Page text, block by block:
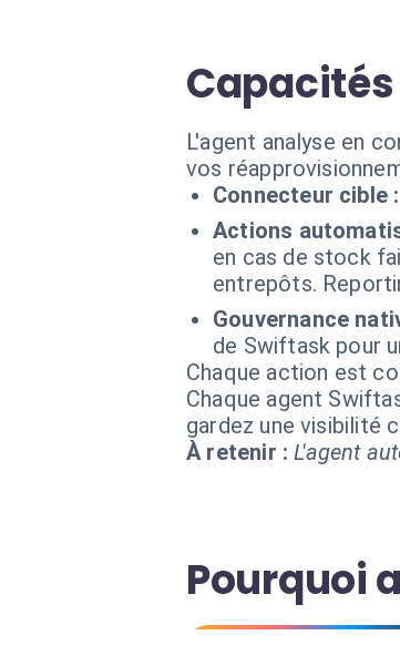
L'agent analyse en
vos
Connecteur cible :
Actions
en cas de stock
entrepôts.
Gouvernance
de Swiftask pour
Chaque action est
Chaque agent
gardez une visibilité
À retenir : L'agent
Pourquoi